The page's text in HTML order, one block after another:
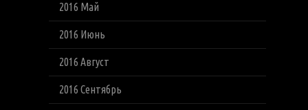
2016 Май
2016 Июнь
2016 Август
2016 Сентябрь